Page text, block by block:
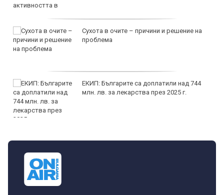
Сухота в очите – причини и решение на
проблема
ЕКИП: Българите са доплатили над 744
млн. лв. за лекарства през 2025 г.